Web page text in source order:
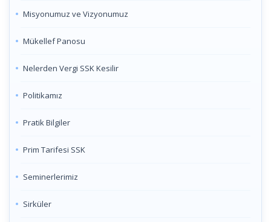
Misyonumuz ve Vizyonumuz
Mükellef Panosu
Nelerden Vergi SSK Kesilir
Politikamız
Pratik Bilgiler
Prim Tarifesi SSK
Seminerlerimiz
Sirküler